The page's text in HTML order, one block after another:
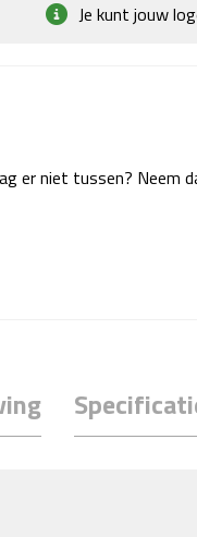
Je kunt jouw
er niet tussen? Neem